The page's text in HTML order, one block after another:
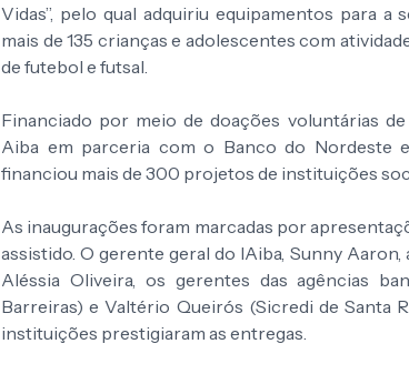
Vidas”, pelo qual adquiriu equipamentos para a
mais de 135 crianças e adolescentes com
de futebol e futsal.
Financiado por meio de doações voluntárias
Aiba em parceria com o Banco do Nordeste
financiou mais de 300 projetos de instituições
As inaugurações foram marcadas por
assistido. O gerente geral do IAiba, Sunny
Aléssia Oliveira, os gerentes das agências
Barreiras) e Valtério Queirós (Sicredi de Santa
instituições prestigiaram as entregas.